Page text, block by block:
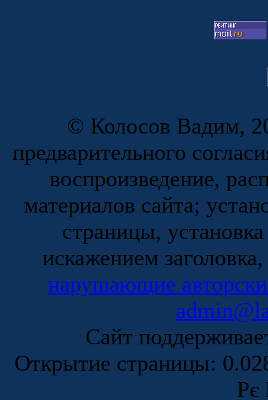
© Колосов Вадим,
предварительного
воспроизведение,
материалов сайта;
страницы,
искажением
нарушающие
Сайт
Открытие страницы:
Рє